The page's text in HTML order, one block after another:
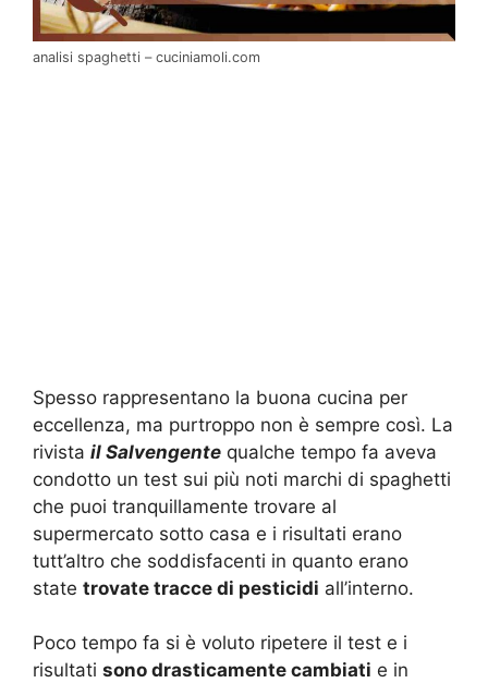
analisi spaghetti – cuciniamoli.com
Spesso rappresentano la buona cucina per
eccellenza, ma purtroppo non è sempre così. La
rivista il Salvengente qualche tempo fa aveva
condotto un test sui più noti marchi di spaghetti
che puoi tranquillamente trovare al
supermercato sotto casa e i risultati erano
tutt’altro che soddisfacenti in quanto erano
state trovate tracce di pesticidi all’interno.
Poco tempo fa si è voluto ripetere il test e i
risultati sono drasticamente cambiati e in